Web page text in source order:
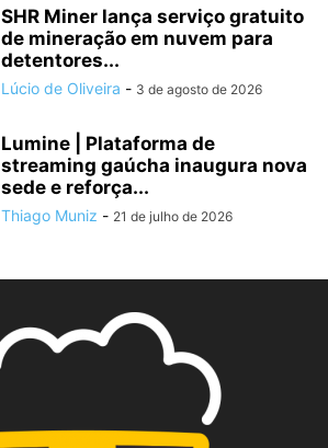
SHR Miner lança serviço gratuito
de mineração em nuvem para
detentores...
Lúcio de Oliveira - 3 de agosto de 2026
Lumine | Plataforma de
streaming gaúcha inaugura nova
sede e reforça...
Thiago Muniz - 21 de julho de 2026